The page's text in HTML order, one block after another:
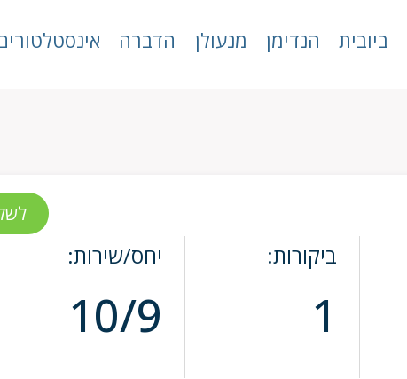
ביובית הנדימן מנעולן הדברה
ביקורות:
1
יחס/שירות:
10/9